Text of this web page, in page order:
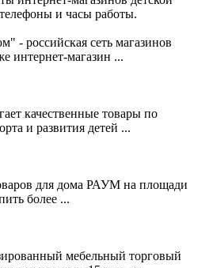
и часы работы.
российская сеть магазинов
интернет-магазин ...
качественные товары по
и развития детей ...
для дома РАУМ на площади
более ...
мебельный торговый